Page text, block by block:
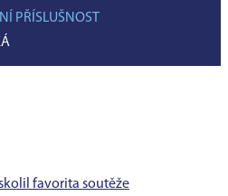
PŘÍSLUŠNOST
favorita soutěže